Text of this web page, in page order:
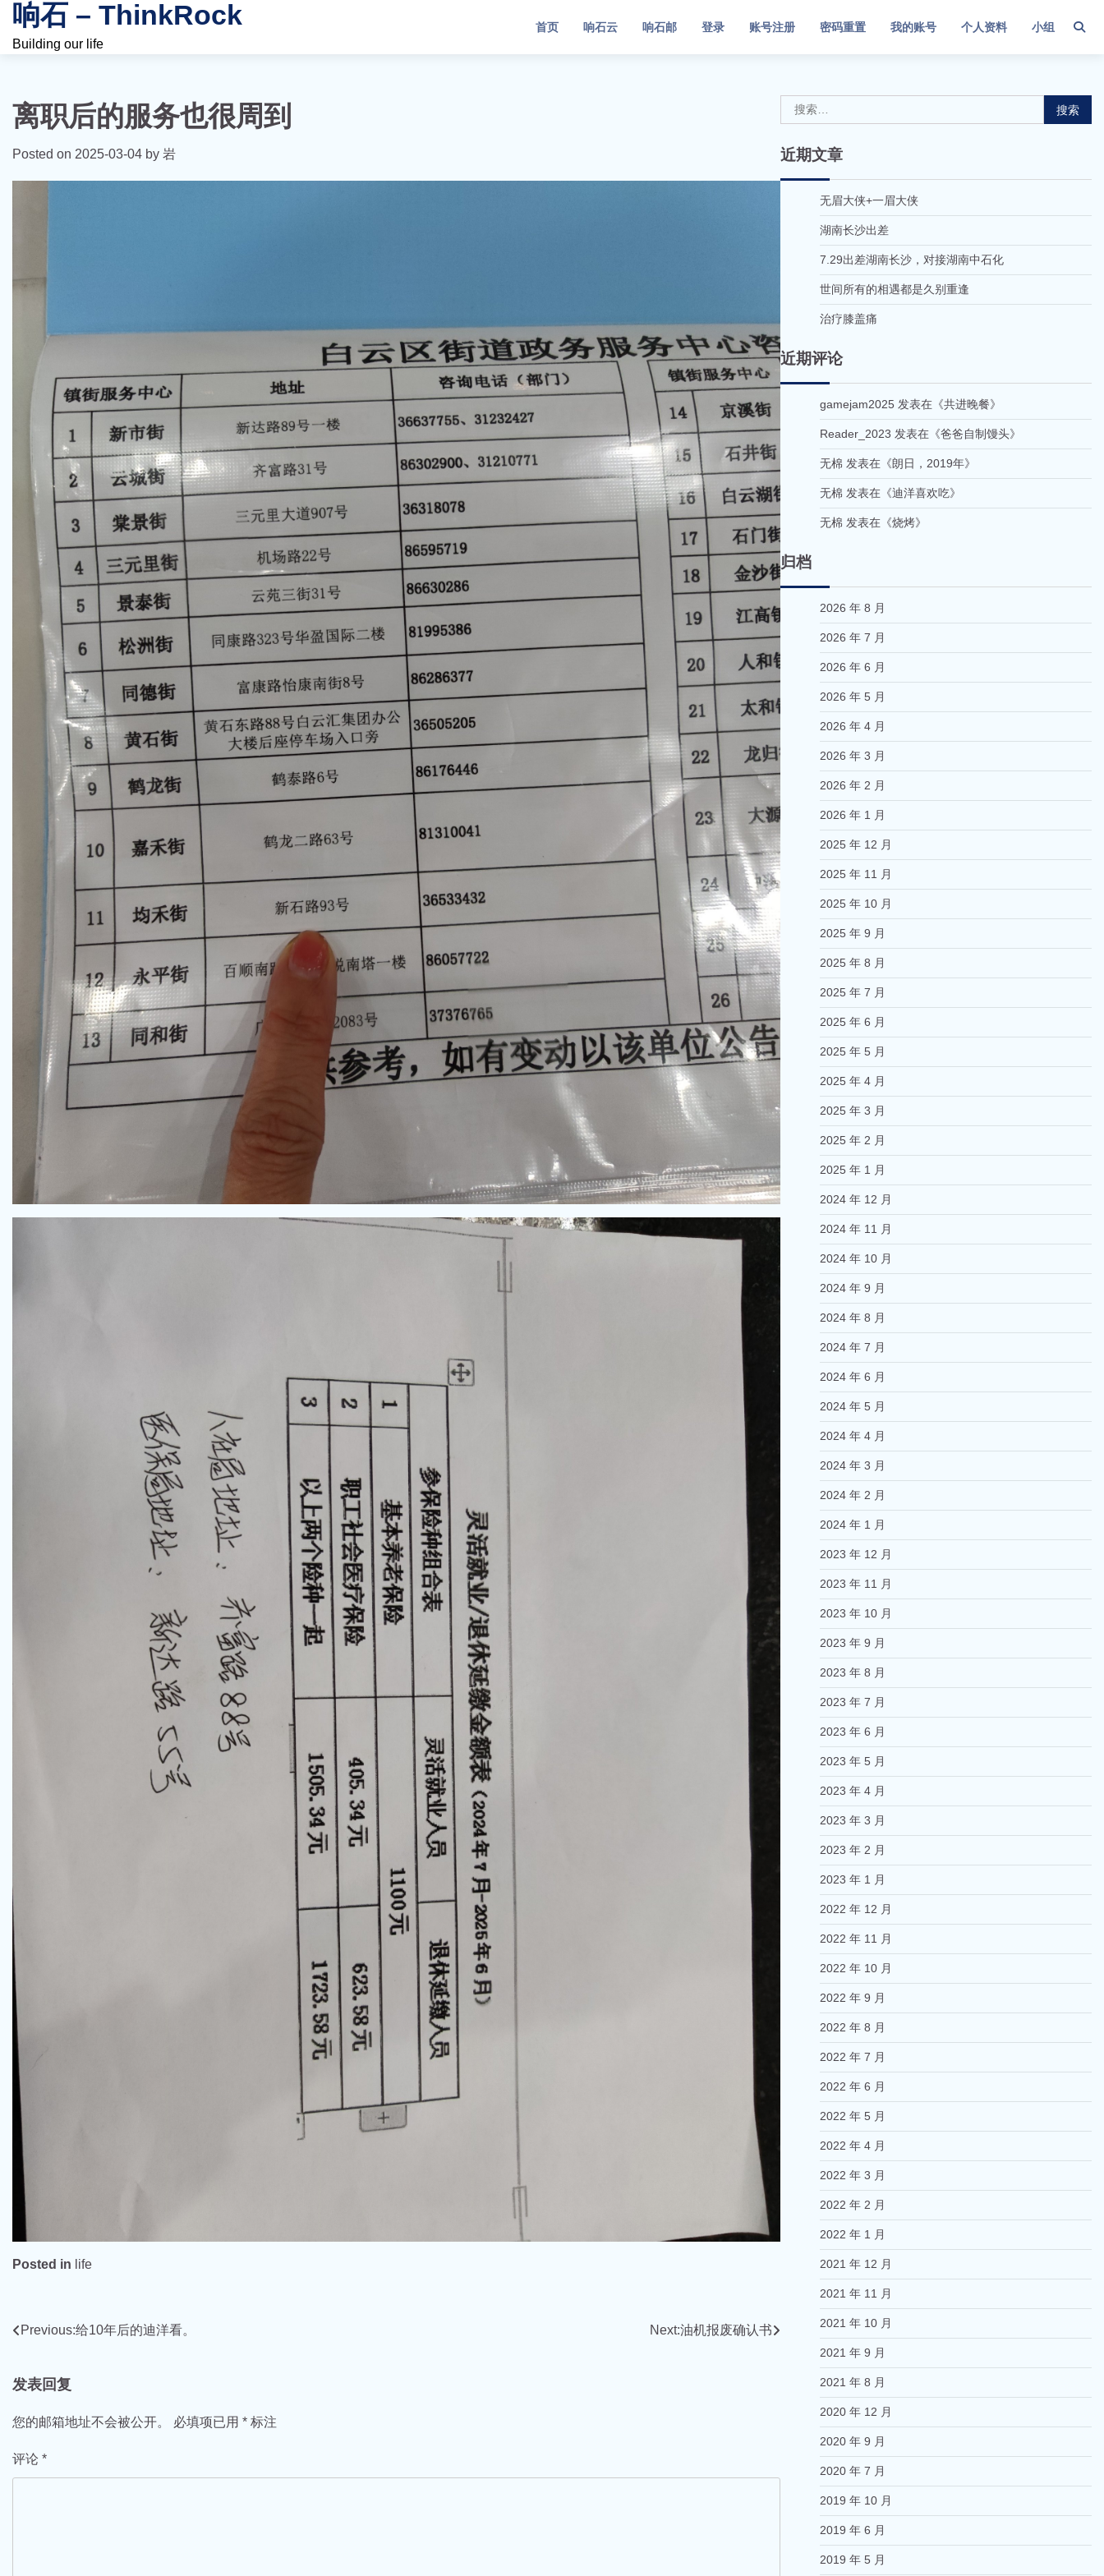
Skip
content
响石 – ThinkRock
Building our life
首页 响石云 响石邮 登录 账号注册 密码重置 我的账号 个人资料 小组
离职后的服务也很周到
Posted on 2025-03-04 by 岩
Posted in life
文
导
航
Previous:给10年后的迪洋看。 Next:油机报废确认书
发表回复
您的邮箱地址不会被公开。 必填项已用 * 标注
评论 *
索：
近期文章
无眉大侠+一眉大侠
湖南长沙出差
7.29出差湖南长沙，对接湖南中石化
世间所有的相遇都是久别重逢
治疗膝盖痛
近期评论
gamejam2025发表在《共进晚餐》
Reader_2023 发表在《爸爸自制馒头》
无棉 发表在《朗日，2019年》
无棉 发表在《迪洋喜欢吃》
无棉 发表在《烧烤》
归档
2026 年 8 月
2026 年 7 月
2026 年 6 月
2026 年 5 月
2026 年 4 月
2026 年 3 月
2026 年 2 月
2026 年 1 月
2025 年 12 月
2025 年 11 月
2025 年 10 月
2025 年 9 月
2025 年 8 月
2025 年 7 月
2025 年 6 月
2025 年 5 月
2025 年 4 月
2025 年 3 月
2025 年 2 月
2025 年 1 月
2024 年 12 月
2024 年 11 月
2024 年 10 月
2024 年 9 月
2024 年 8 月
2024 年 7 月
2024 年 6 月
2024 年 5 月
2024 年 4 月
2024 年 3 月
2024 年 2 月
2024 年 1 月
2023 年 12 月
2023 年 11 月
2023 年 10 月
2023 年 9 月
2023 年 8 月
2023 年 7 月
2023 年 6 月
2023 年 5 月
2023 年 4 月
2023 年 3 月
2023 年 2 月
2023 年 1 月
2022 年 12 月
2022 年 11 月
2022 年 10 月
2022 年 9 月
2022 年 8 月
2022 年 7 月
2022 年 6 月
2022 年 5 月
2022 年 4 月
2022 年 3 月
2022 年 2 月
2022 年 1 月
2021 年 12 月
2021 年 11 月
2021 年 10 月
2021 年 9 月
2021 年 8 月
2020 年 12 月
2020 年 9 月
2020 年 7 月
2019 年 10 月
2019 年 6 月
2019 年 5 月